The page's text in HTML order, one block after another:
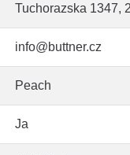
Tuchorazska 1347,
info@buttner.cz
Peach
Ja